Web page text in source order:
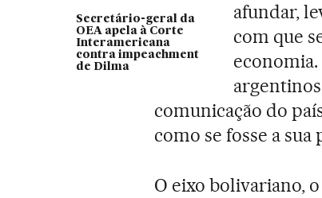
Secretário-geral da
OEA apela à Corte
Interamericana
contra impeachment
de Dilma
afundar,
com que
economia.
comunicação do
como se fosse a
O eixo bolivariano,